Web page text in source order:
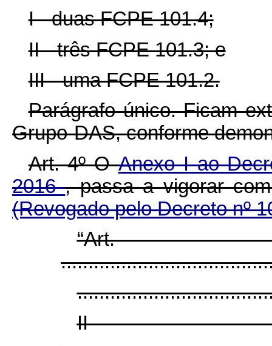
I - duas FCPE 101.4;
II - três FCPE 101.3; e
III - uma FCPE 101.2.
Parágrafo único. Ficam
Grupo-DAS, conforme
Art. 4ºOAnexo I ao
2016, passa a vigorar
(Revogado pelo Decreto nº